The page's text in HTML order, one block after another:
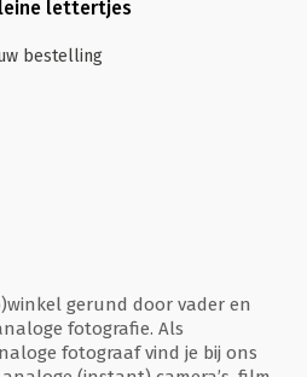
lettertjes
bestelling
gerund door vader en
fotografie. Als
fotograaf vind je bij ons